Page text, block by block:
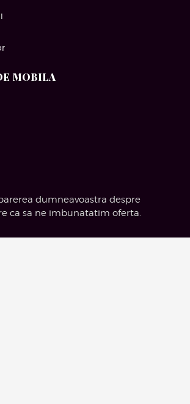
MOBILA
dumneavoastra despre
ca sa ne imbunatatim oferta.